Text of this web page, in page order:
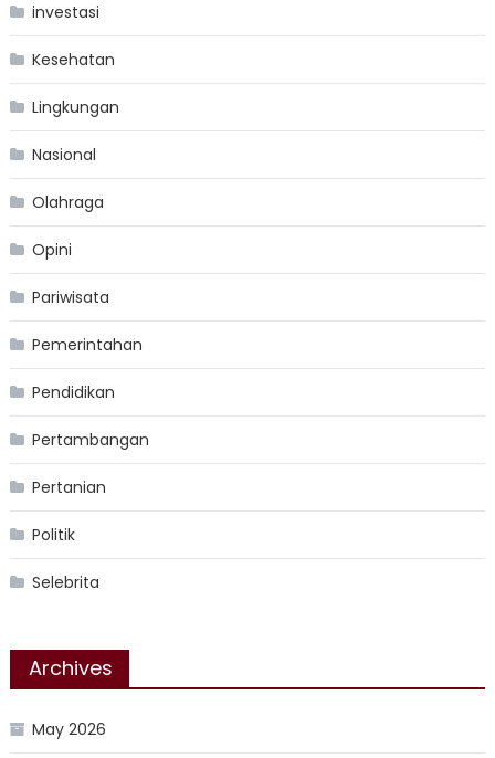
investasi
Kesehatan
Lingkungan
Nasional
Olahraga
Opini
Pariwisata
Pemerintahan
Pendidikan
Pertambangan
Pertanian
Politik
Selebrita
Archives
May 2026